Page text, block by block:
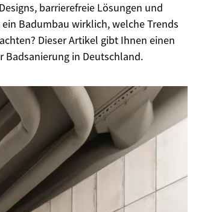
barrierefreie Lösungen und
Badumbau wirklich, welche Trends
Dieser Artikel gibt Ihnen einen
Badsanierung in Deutschland.